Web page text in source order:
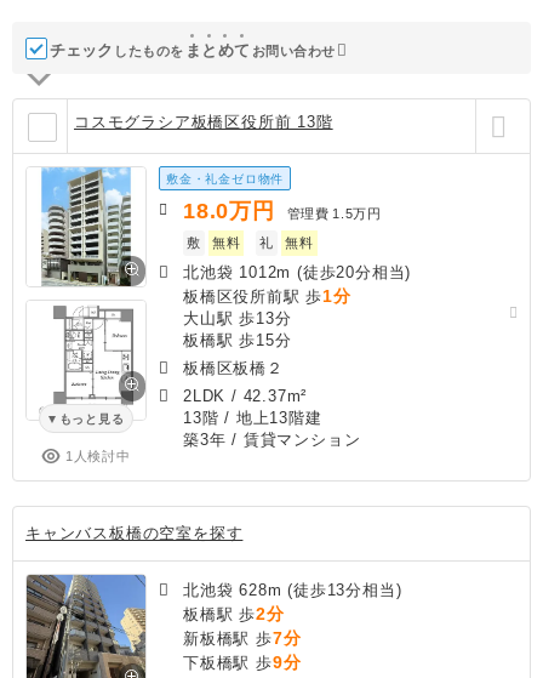
チェック したものを ま と めて お問い合わせ
コスモグラシア板橋区役所前 13階
もっと見る
1人検討中
敷金・礼金ゼロ物件
18.0万円 管理費 1.5万円
敷
無料 礼 無料
北池袋 1012m (徒歩20分相当)
板橋区役所前駅 歩1分
大山駅 歩13分
板橋駅 歩15分
板橋区板橋２
2LDK / 42.37m²
13階 / 地上13階建
築3年 / 賃貸マンション
キャンバス板橋の空室を探す
北池袋 628m (徒歩13分相当)
板橋駅 歩2分
新板橋駅 歩7分
下板橋駅 歩9分